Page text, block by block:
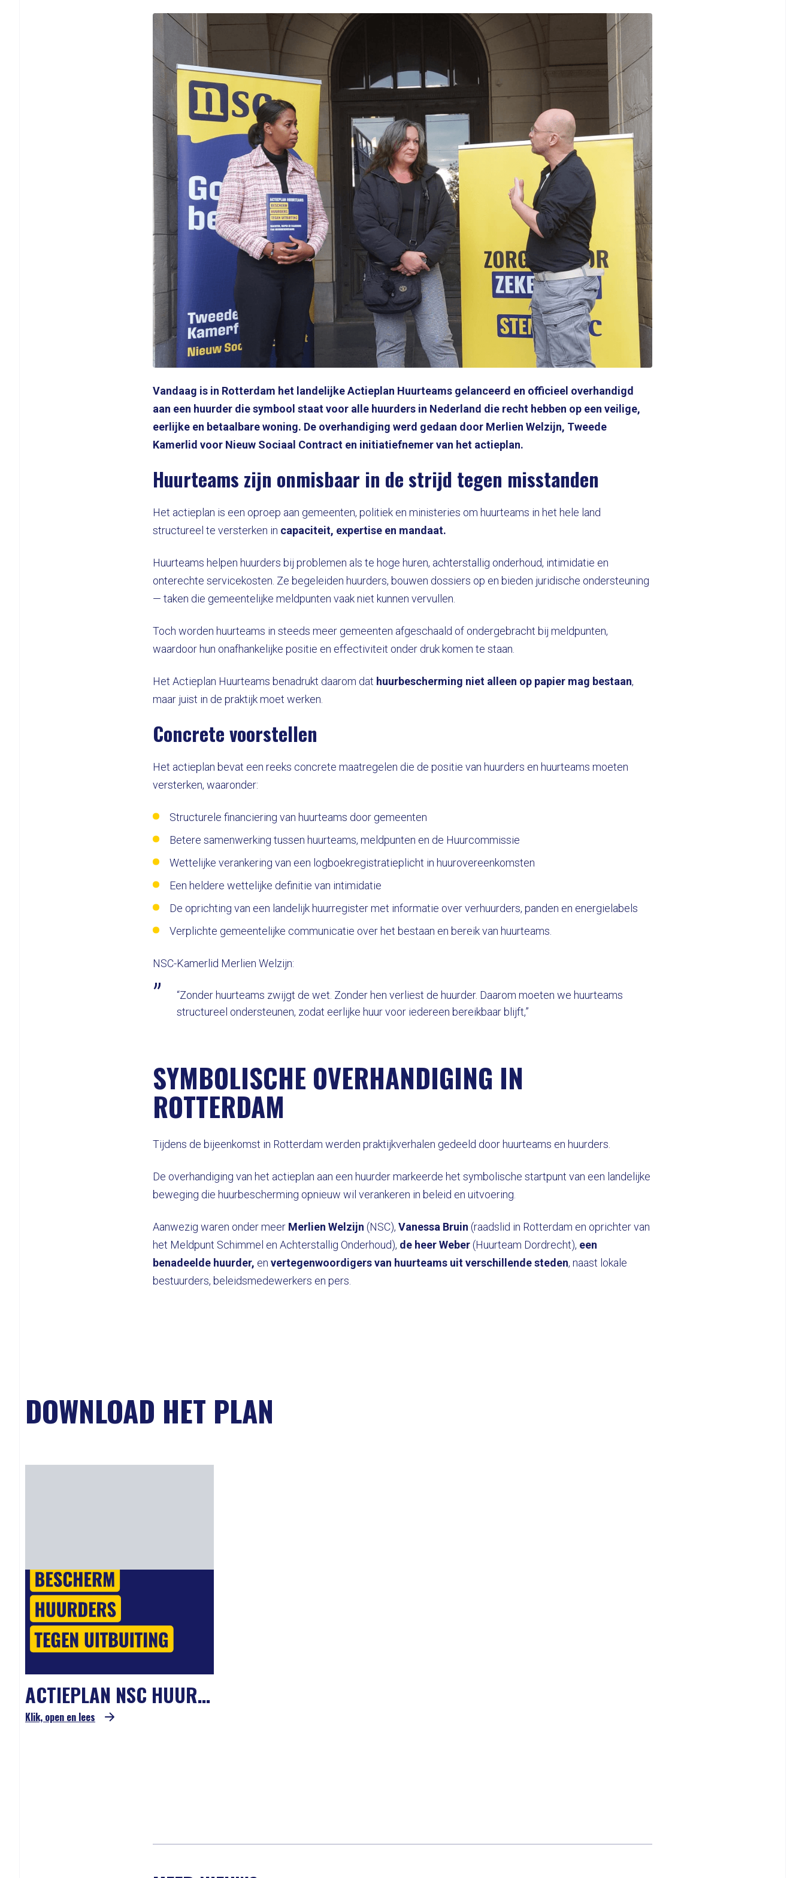
Vandaag is in Rotterdam het landelijke Actieplan Huurteams gelanceerd en officieel overhandigd
aan een huurder die symbool staat voor alle huurders in Nederland die recht hebben op een veilige,
eerlijke en betaalbare woning. De overhandiging werd gedaan door Merlien Welzijn, Tweede
Kamerlid voor Nieuw Sociaal Contract en initiatiefnemer van het actieplan.
Huurteams zijn onmisbaar in de strijd tegen misstanden
Het actieplan is een oproep aan gemeenten, politiek en ministeries om huurteams in het hele land
structureel te versterken in capaciteit, expertise en mandaat.
Huurteams helpen huurders bij problemen als te hoge huren, achterstallig onderhoud, intimidatie en
onterechte servicekosten. Ze begeleiden huurders, bouwen dossiers op en bieden juridische ondersteuning
— taken die gemeentelijke meldpunten vaak niet kunnen vervullen.
Toch worden huurteams in steeds meer gemeenten afgeschaald of ondergebracht bij meldpunten,
waardoor hun onafhankelijke positie en effectiviteit onder druk komen te staan.
Het Actieplan Huurteams benadrukt daarom dat huurbescherming niet alleen op papier mag bestaan,
maar juist in de praktijk moet werken.
Concrete voorstellen
Het actieplan bevat een reeks concrete maatregelen die de positie van huurders en huurteams moeten
versterken, waaronder:
Structurele financiering van huurteams door gemeenten
Betere samenwerking tussen huurteams, meldpunten en de Huurcommissie
Wettelijke verankering van een logboekregistratieplicht in huurovereenkomsten
Een heldere wettelijke definitie van intimidatie
De oprichting van een landelijk huurregister met informatie over verhuurders, panden en energielabels
Verplichte gemeentelijke communicatie over het bestaan en bereik van huurteams.
NSC-Kamerlid Merlien Welzijn:
“Zonder huurteams zwijgt de wet. Zonder hen verliest de huurder. Daarom moeten we huurteams
structureel ondersteunen, zodat eerlijke huur voor iedereen bereikbaar blijft,”
SYMBOLISCHE OVERHANDIGING IN
ROTTERDAM
Tijdens de bijeenkomst in Rotterdam werden praktijkverhalen gedeeld door huurteams en huurders.
De overhandiging van het actieplan aan een huurder markeerde het symbolische startpunt van een landelijke
beweging die huurbescherming opnieuw wil verankeren in beleid en uitvoering.
Aanwezig waren onder meer Merlien Welzijn (NSC),Vanessa Bruin (raadslid in Rotterdam en oprichter van
het Meldpunt Schimmel en Achterstallig Onderhoud), de heer Weber (Huurteam Dordrecht), een
benadeelde huurder, envertegenwoordigers van huurteams uit verschillende steden, naast lokale
bestuurders, beleidsmedewerkers en pers.
DOWNLOAD HET PLAN
ACTIEPLAN NSC HUURTEAMS
Klik, open en lees